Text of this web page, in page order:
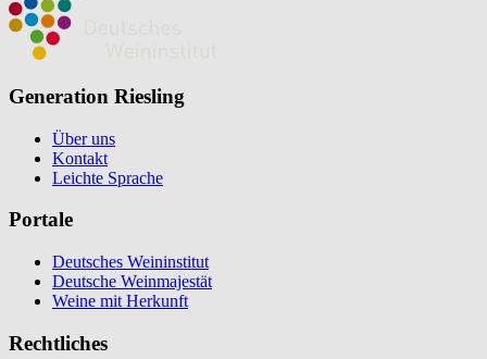
Generation Riesling
Über uns
Kontakt
Leichte Sprache
Portale
Deutsches Weininstitut
Deutsche Weinmajestät
Weine mit Herkunft
Rechtliches